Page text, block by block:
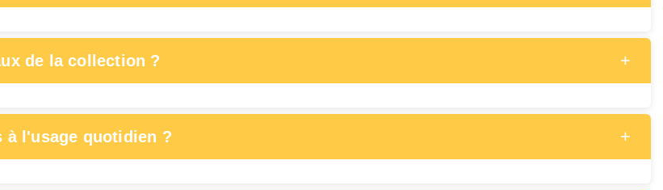
de la collection ? +
à l'usage quotidien ? +